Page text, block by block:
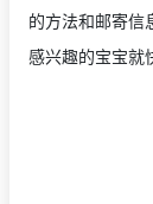
的方法和邮寄信
感兴趣的宝宝就